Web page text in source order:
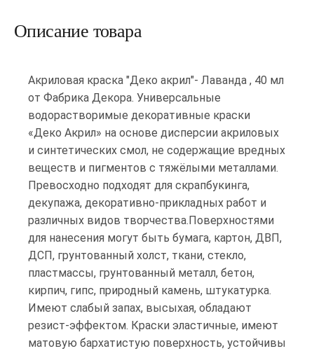
Описание товара
Акриловая краска "Деко акрил"- Лаванда , 40 мл
от Фабрика Декора. Универсальные
водорастворимые декоративные краски
«Деко Акрил» на основе дисперсии акриловых
и синтетических смол, не содержащие вредных
веществ и пигментов с тяжёлыми металлами.
Превосходно подходят для скрапбукинга,
декупажа, декоративно-прикладных работ и
различных видов творчества.Поверхностями
для нанесения могут быть бумага, картон, ДВП,
ДСП, грунтованный холст, ткани, стекло,
пластмассы, грунтованный металл, бетон,
кирпич, гипс, природный камень, штукатурка.
Имеют слабый запах, высыхая, обладают
резист-эффектом. Краски эластичные, имеют
матовую бархатистую поверхность, устойчивы